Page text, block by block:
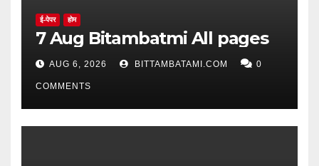
ई-पेपर होम
7 Aug Bitambatmi All pages
AUG 6, 2026 BITTAMBATAMI.COM 0
COMMENTS